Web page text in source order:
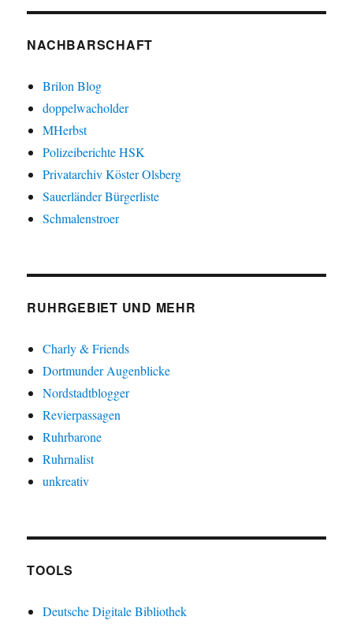
NACHBARSCHAFT
Brilon Blog
doppelwacholder
MHerbst
Polizeiberichte HSK
Privatarchiv Köster Olsberg
Sauerländer Bürgerliste
Schmalenstroer
RUHRGEBIET UND MEHR
Charly & Friends
Dortmunder Augenblicke
Nordstadtblogger
Revierpassagen
Ruhrbarone
Ruhrnalist
unkreativ
TOOLS
Deutsche Digitale Bibliothek